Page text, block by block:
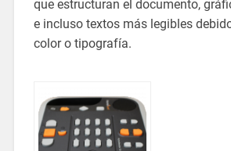
que estructuran el documento,
e incluso textos más legibles
color o tipografía.